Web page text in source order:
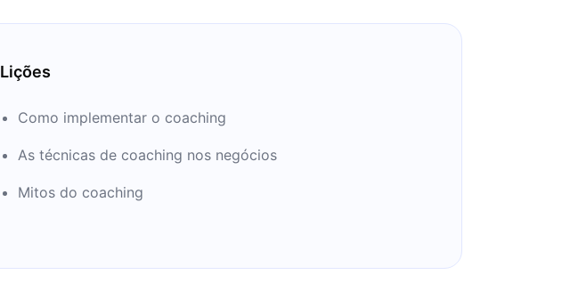
Lições
Como implementar o coaching
As técnicas de coaching nos negócios
Mitos do coaching